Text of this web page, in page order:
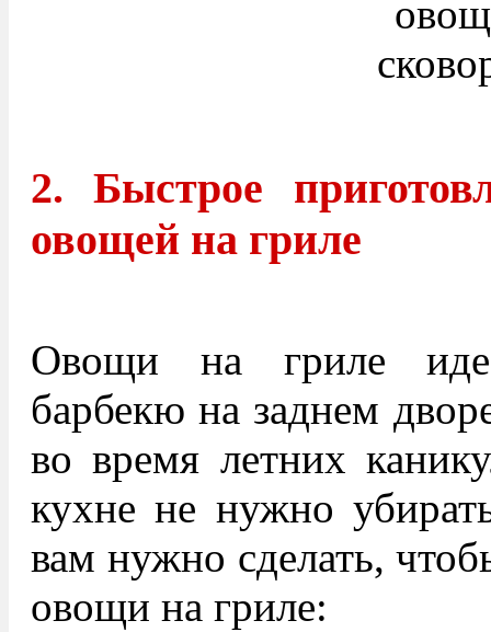
2. Быстрое
овощей на гриле
Овощи на гриле
барбекю на заднем
во время летних
кухне не нужно
вам нужно сделать,
овощи на гриле: